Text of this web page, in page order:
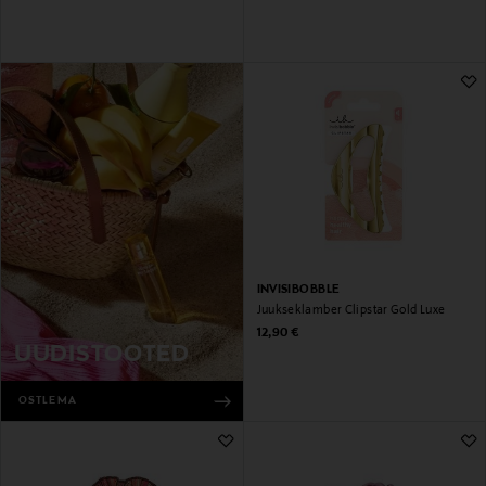
UUDISTOOTED
OSTLEMA
INVISIBOBBLE
Juukseklamber Clipstar Gold Luxe
Original Price
12,90 €